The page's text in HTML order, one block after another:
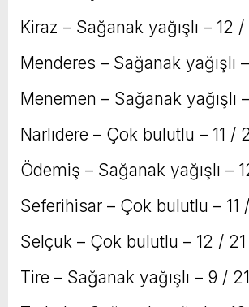
Kiraz – Sağanak yağışlı – 12 /
Menderes – Sağanak yağışlı
Menemen – Sağanak yağışlı
Narlıdere – Çok bulutlu – 11 /
Ödemiş – Sağanak yağışlı –
Seferihisar – Çok bulutlu – 11
Selçuk – Çok bulutlu – 12 / 21
Tire – Sağanak yağışlı – 9 / 21